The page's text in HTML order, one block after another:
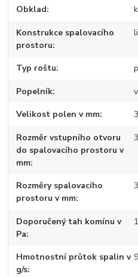
Obklad
Konstrukce spalovacího
prostoru
Typ roštu
Popelník
Velikost polen v mm
Rozměr vstupního otvoru
do spalovacího prostoru v
mm
Rozměry spalovacího
prostoru v mm
Doporučený tah komínu v
Pa
Hmotnostní průtok spalin v
g/s